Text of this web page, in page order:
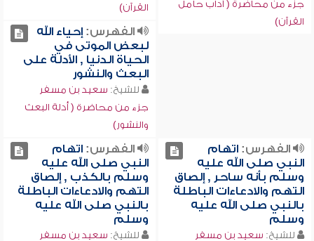
جزء من محاضرة ( آداب حامل
القرآن)
القرآن)
الفهرس:إحياء الله
لبعض الموتى في
الحياة الدنيا , الأدلة على
البعث والنشور
للشيخ: سعيد بن مسفر
جزء من محاضرة ( أدلة البعث
والنشور)
الفهرس:اتهام
النبي صلى الله عليه
وسلم بأنه ساحر , إلصاق
التهم والادعاءات الباطلة
بالنبي صلى الله عليه
وسلم
للشيخ: سعيد بن مسفر
الفهرس:اتهام
النبي صلى الله عليه
وسلم بالكذب , إلصاق
التهم والادعاءات الباطلة
بالنبي صلى الله عليه
وسلم
للشيخ: سعيد بن مسفر